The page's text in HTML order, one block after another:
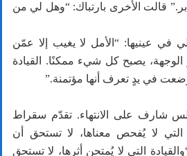
قالت الأخرى بارتباك: “وهل لي من
في عينيها: “الأمل لا يغيب إلا عمّن
الوجهة، يصبح كل شيء ممكنًا. القيادة
في يدٍ تعرف أنها مؤتمنة.”
شارف على الانتهاء. تقدّم سقراط
لا يُفحص معناها، لا تستحق أن
التي لا يُمتحن أثرها، لا تستحق